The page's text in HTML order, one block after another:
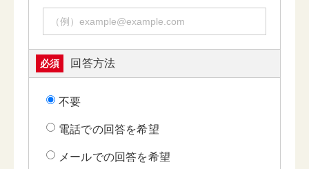
必須 回答方法
不要
電話での回答を希望
メールでの回答を希望